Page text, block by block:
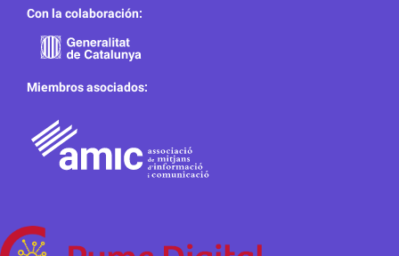
Con la colaboración:
Miembros asociados: